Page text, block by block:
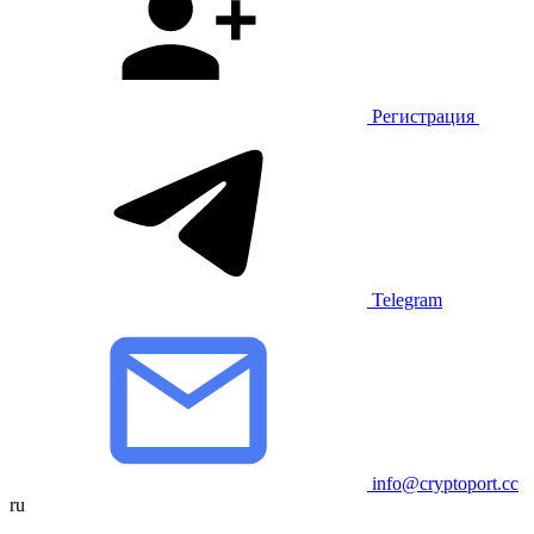
Регистрация
Telegram
info@cryptoport.cc
ru